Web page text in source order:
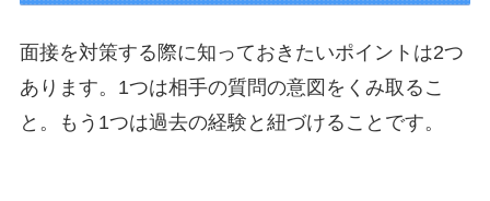
面接を対策する際に知っておきたいポイントは2つ
あります。1つは相手の質問の意図をくみ取るこ
と。もう1つは過去の経験と紐づけることです。